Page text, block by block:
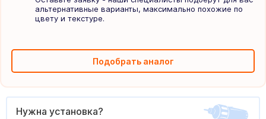
альтернативные варианты, максимально похожие по
цвету и текстуре.
Подобрать аналог
Нужна установка?